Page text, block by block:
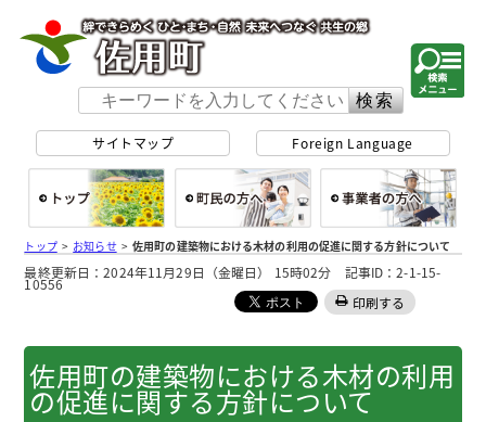
サイトマップ Foreign Language
総合トップ 町民の方へ
トップ> お知らせ>佐用町の建築物における木材の利用の促進に関する方針について
最終更新日：2024年11月29日（金曜日） 15時02分 記事ID：2-1-15-
10556
印刷する
佐用町の建築物における木材の利用
の促進に関する方針について